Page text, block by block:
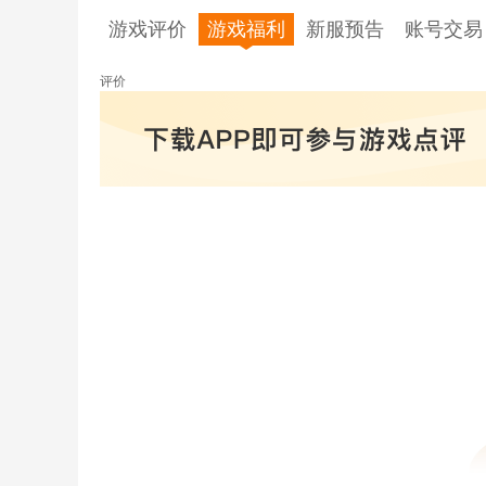
游戏评价 游戏福利 新服预告 账号交易
评价